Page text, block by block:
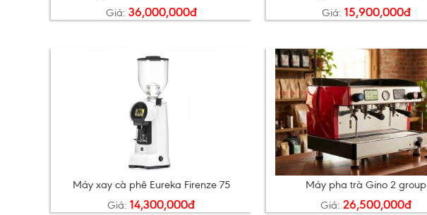
Giá: 36,000,000đ
Giá: 15,900,000đ
Máy xay cà phê Eureka Firenze 75
Giá:14,300,000đ
Máy pha trà Gino 2 group
Giá:26,500,000đ